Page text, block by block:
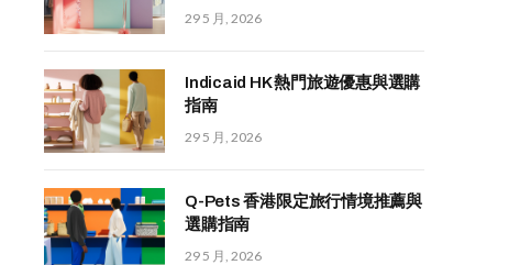
29 5 月, 2026
Indicaid HK 熱門旅遊優惠與選購
指南
29 5 月, 2026
Q-Pets 香港限定旅行情境推薦與
選購指南
29 5 月, 2026